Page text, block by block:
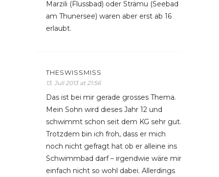
Marzili (Flussbad) oder Strämu (Seebad
am Thunersee) waren aber erst ab 16
erlaubt.
THESWISSMISS
13. Juli 2013 at 21:56
Das ist bei mir gerade grosses Thema.
Mein Sohn wird dieses Jahr 12 und
schwimmt schon seit dem KG sehr gut.
Trotzdem bin ich froh, dass er mich
noch nicht gefragt hat ob er alleine ins
Schwimmbad darf – irgendwie wäre mir
einfach nicht so wohl dabei. Allerdings